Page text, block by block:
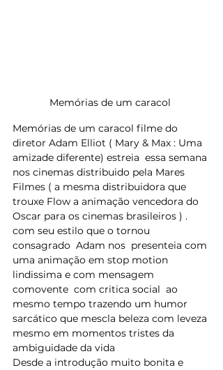
Memórias de um caracol
Memórias de um caracol filme do
diretor Adam Elliot ( Mary & Max : Uma
amizade diferente) estreia  essa semana
nos cinemas distribuido pela Mares
Filmes ( a mesma distribuidora que
trouxe Flow a animação vencedora do
Oscar para os cinemas brasileiros ) .
com seu estilo que o tornou
consagrado  Adam nos  presenteia com
uma animação em stop motion
lindissima e com mensagem
comovente  com critica social  ao
mesmo tempo trazendo um humor
sarcático que mescla beleza com leveza
mesmo em momentos tristes da
ambiguidade da vida
Desde a introdução muito bonita e